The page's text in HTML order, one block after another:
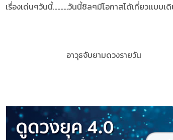
เรื่องเด่นๆวันนี้..........วันนี้ชิลๆมีโอกาสได้เที่ยวเเบบเ
อาวุธจับยามดวงรายวัน